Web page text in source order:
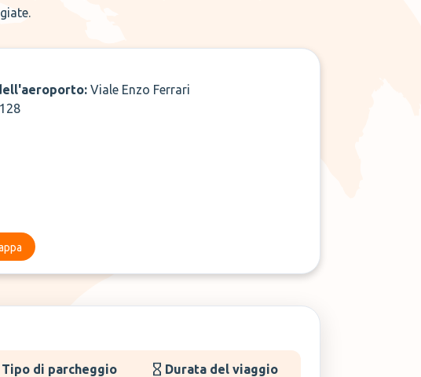
Viale Enzo Ferrari
Tipo di parcheggio Durata del viaggio